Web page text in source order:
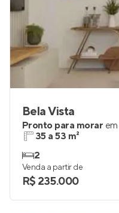
Bela Vista
Pronto para morar em
35 a 53 m²
2
Venda a partir de
R$ 235.000